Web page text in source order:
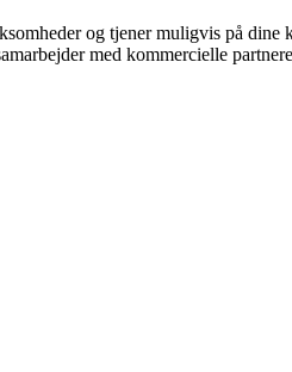
og tjener muligvis på dine
med kommercielle